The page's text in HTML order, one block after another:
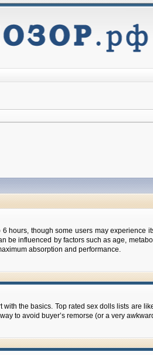
hours, though some users may
be influenced by factors such as age,
absorption and performance.
with the basics. Top rated sex dolls lists
to avoid buyer’s remorse (or a very